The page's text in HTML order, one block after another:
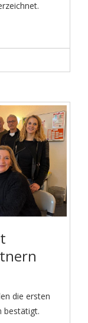
die ersten
bestätigt.